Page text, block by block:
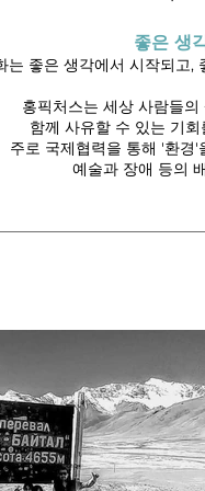
좋은 생
는 좋은 생각에서 시작되고,
홍픽처스는 세상 사람들
함께 사유할 수 있는 기
주로 국제협력을 통해 '환경
예술과 장애 등의